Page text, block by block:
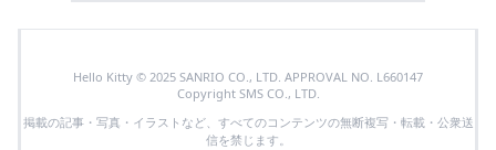
Hello Kitty © 2025 SANRIO CO., LTD. APPROVAL NO. L660147
Copyright SMS CO., LTD.
掲載の記事・写真・イラストなど、すべてのコンテンツの無断複写・転載・公衆送
信を禁じます。